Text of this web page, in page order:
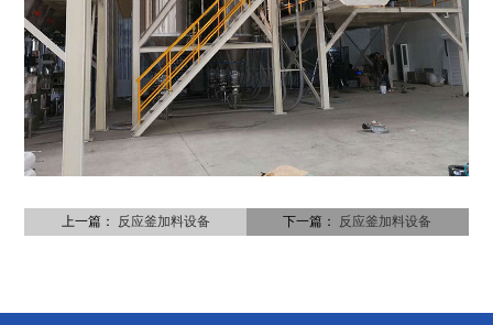
上一篇： 反应釜加料设备 下一篇： 反应釜加料设备